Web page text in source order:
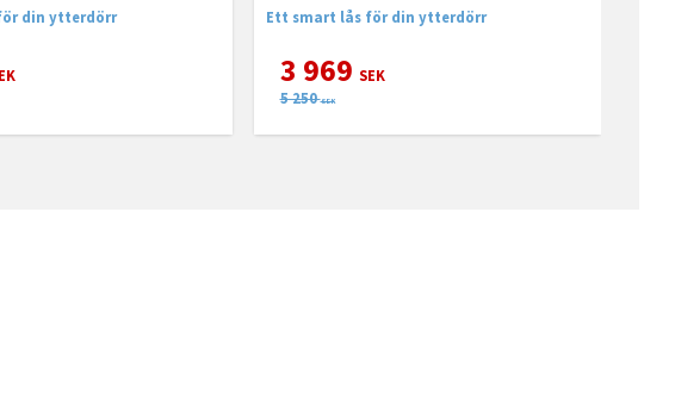
din ytterdörr Ett smart lås för din ytterdörr
3 969 SEK
5 250 SEK